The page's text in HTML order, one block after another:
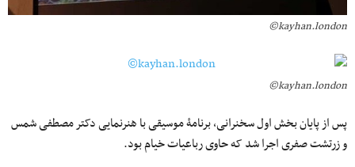
kayhan.london©
kayhan.london©
پس از پایان بخش اول سخنرانی، برنامۀ موسیقی با هنرنمایی دکتر مصطفی شمس
و زرتشت صفری اجرا شد که حاوی رباعیات خیام بود.